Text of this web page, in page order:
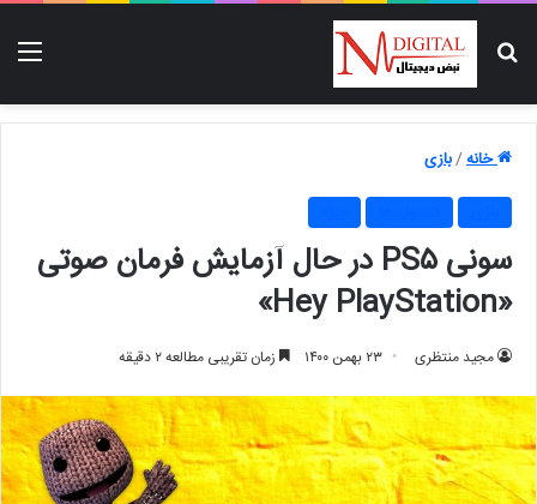
جستجو برای
خانه/بازی
سونی PS۵ در حال آزمایش فرمان صوتی
«Hey PlayStation»
مجید منتظری ۲۳ بهمن ۱۴۰۰ زمان تقریبی مطالعه ۲ دقیقه